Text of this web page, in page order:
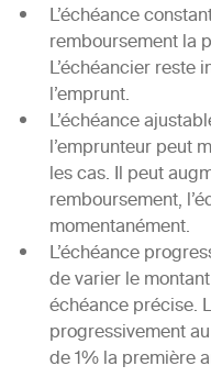
L’échéance
remboursement la
L’échéancier reste
l’emprunt.
L’échéance
l’emprunteur peut
les cas. Il peut
remboursement,
momentanément.
L’échéance
de varier le
échéance précise.
progressivement
de 1% la première